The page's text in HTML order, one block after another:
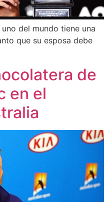
del mundo tiene una
que su esposa debe
de
en el